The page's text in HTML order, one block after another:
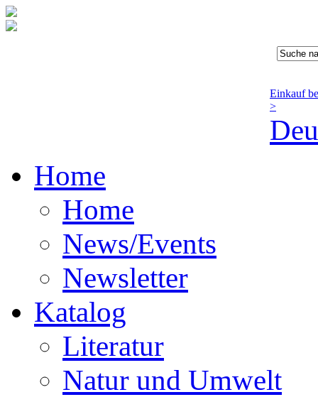
Einkauf
>
Home
Home
News/Events
Newsletter
Katalog
Literatur
Natur und Umwelt